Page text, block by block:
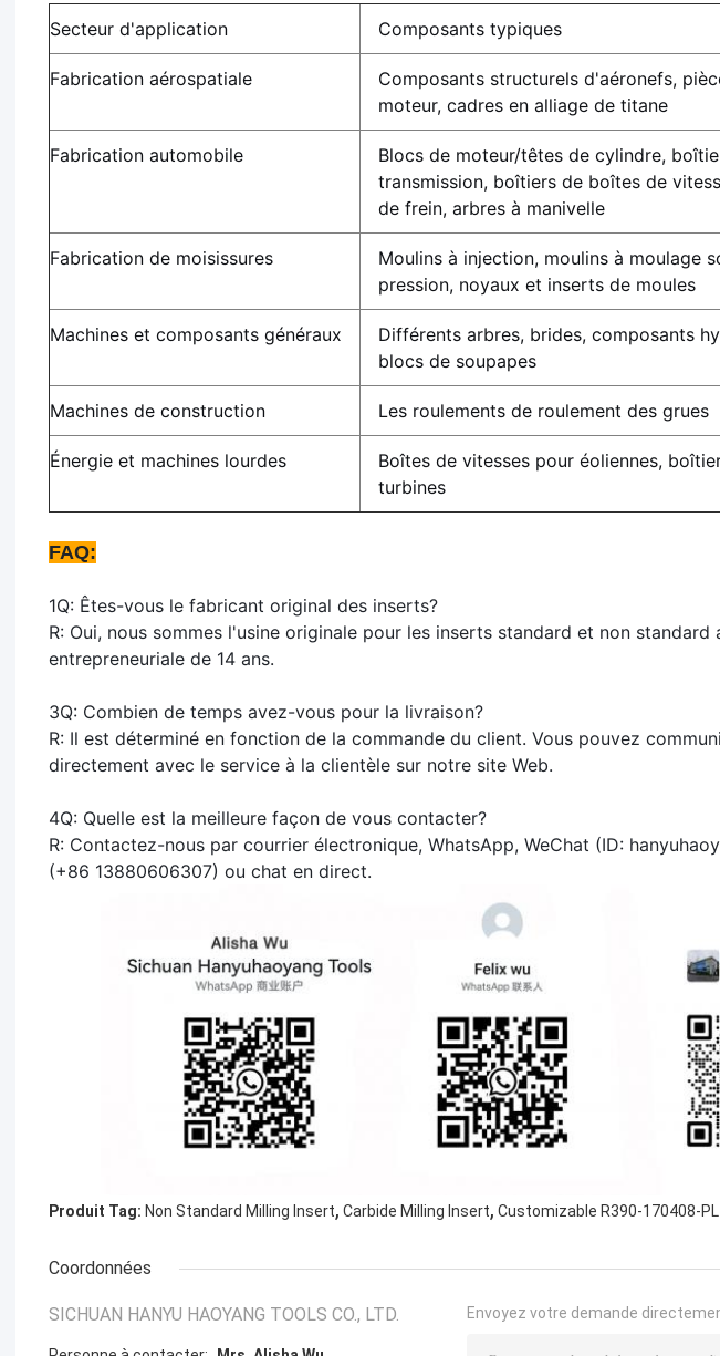
Secteur d'application Composants typiques
Fabrication aérospatiale
Composants structurels d'aéronefs,
moteur, cadres en alliage de titane
Fabrication automobile
Blocs de moteur/têtes de cylindre,
transmission, boîtiers de boîtes de
de frein, arbres à manivelle
Fabrication de moisissures
Moulins à injection, moulins à moulage
pression, noyaux et inserts de moules
Machines et composants généraux
Différents arbres, brides, composants
blocs de soupapes
Machines de construction Les roulements de roulement des grues
Énergie et machines lourdes
Boîtes de vitesses pour éoliennes,
turbines
FAQ:
1Q: Êtes-vous le fabricant original des inserts?
R: Oui, nous sommes l'usine originale pour les inserts standard et non standard
entrepreneuriale de 14 ans.
3Q: Combien de temps avez-vous pour la livraison?
R: Il est déterminé en fonction de la commande du client. Vous pouvez
directement avec le service à la clientèle sur notre site Web.
4Q: Quelle est la meilleure façon de vous contacter?
R: Contactez-nous par courrier électronique, WhatsApp, WeChat (ID:
(+86 13880606307) ou chat en direct.
Produit Tag: Non Standard Milling Insert, Carbide Milling Insert, Customizable R390-170408-
Coordonnées
SICHUAN HANYU HAOYANG TOOLS CO., LTD. Envoyez votre demande